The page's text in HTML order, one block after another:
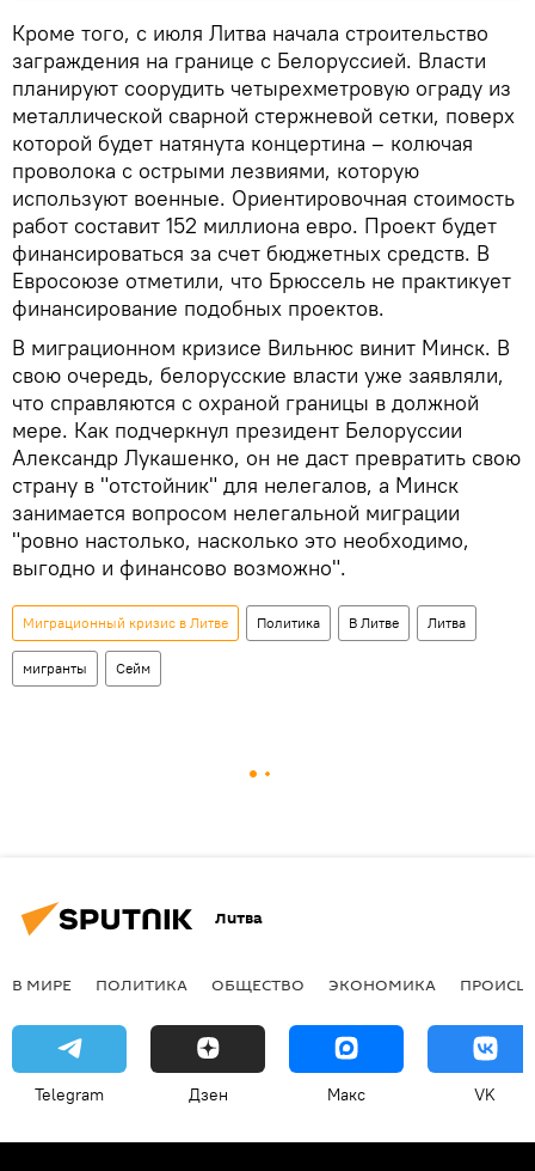
Кроме того, с июля Литва начала строительство
заграждения на границе с Белоруссией. Власти
планируют соорудить четырехметровую ограду из
металлической сварной стержневой сетки, поверх
которой будет натянута концертина – колючая
проволока с острыми лезвиями, которую
используют военные. Ориентировочная стоимость
работ составит 152 миллиона евро. Проект будет
финансироваться за счет бюджетных средств. В
Евросоюзе отметили, что Брюссель не практикует
финансирование подобных проектов.
В миграционном кризисе Вильнюс винит Минск. В
свою очередь, белорусские власти уже заявляли,
что справляются с охраной границы в должной
мере. Как подчеркнул президент Белоруссии
Александр Лукашенко, он не даст превратить свою
страну в "отстойник" для нелегалов, а Минск
занимается вопросом нелегальной миграции
"ровно настолько, насколько это необходимо,
выгодно и финансово возможно".
Миграционный кризис в Литве Политика В Литве Литва
мигранты Сейм
Литва
В МИРЕ ПОЛИТИКА ОБЩЕСТВО ЭКОНОМИКА
Telegram Дзен Макс VK